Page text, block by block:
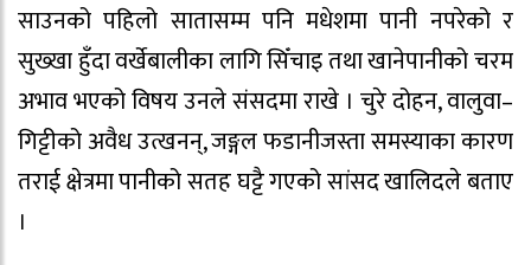
साउनको पहिलो सातासम्म पनि मधेशमा पानी नपरेको र
सुख्खा हुँदा वर्खेबालीका लागि सिँचाइ तथा खानेपानीको चरम
अभाव भएको विषय उनले संसदमा राखे । चुरे दोहन, वालुवा–
गिट्टीको अवैध उत्खनन्, जङ्गल फडानीजस्ता समस्याका कारण
तराई क्षेत्रमा पानीको सतह घट्टै गएको सांसद खालिदले बताए
।